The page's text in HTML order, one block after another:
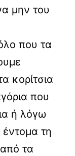
μην του
που τα
κορίτσια
που
ή λόγω
τη
τα